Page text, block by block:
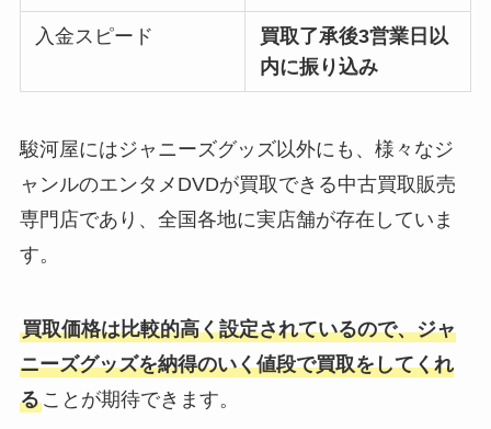
入金スピード
買取了承後3営業日以
内に振り込み
駿河屋にはジャニーズグッズ以外にも、様々なジ
ャンルのエンタメDVDが買取できる中古買取販売
専門店であり、全国各地に実店舗が存在していま
す。
買取価格は比較的高く設定されているので、ジャ
ニーズグッズを納得のいく値段で買取をしてくれ
ることが期待できます。